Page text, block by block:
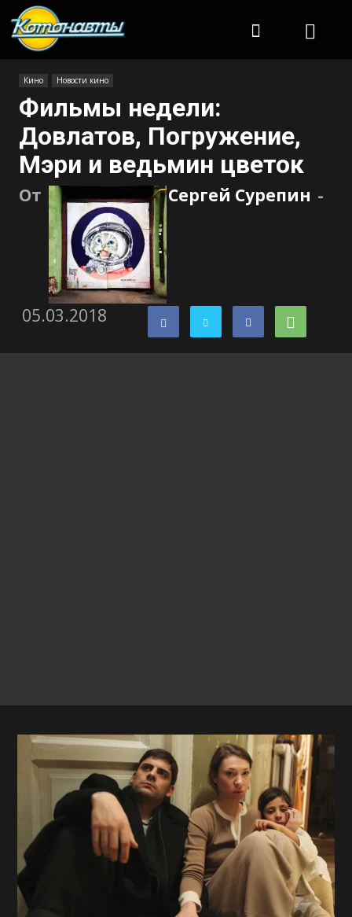
Кино Новости кино
Фильмы недели:
Довлатов, Погружение,
Мэри и ведьмин цветок
От Сергей Сурепин -
05.03.2018